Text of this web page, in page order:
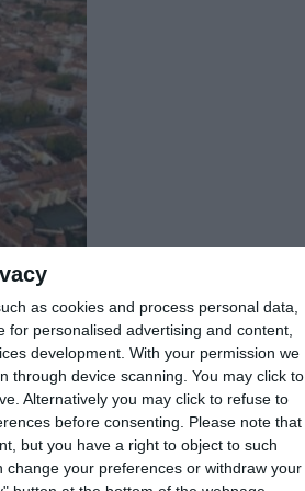
as cookies and process personal data,
personalised advertising and content,
development. With your permission we
through device scanning. You may click to
Alternatively you may click to refuse to
before consenting.
Please note that
but you have a right to object to such
change your preferences or withdraw your
bellezze
662
nostro
Ferrara
sito